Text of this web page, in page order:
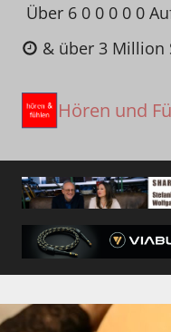
Zum
Inhalt
springen
Über 6 0 0 0 0 0
& über 3 Million
Hören und